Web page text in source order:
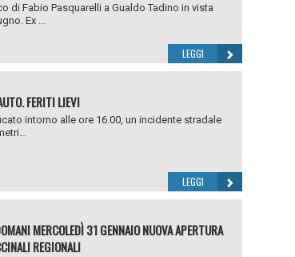
di Fabio Pasquarelli a Gualdo Tadino in vista
Ex ...
LEGGI
FERITI LIEVI
intorno alle ore 16.00, un incidente stradale
LEGGI
MERCOLEDÌ 31 GENNAIO NUOVA APERTURA
REGIONALI